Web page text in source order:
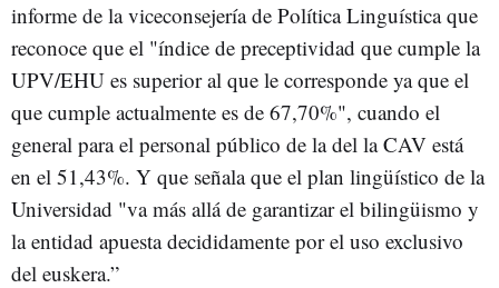
informe de la viceconsejería de Política Linguística que
reconoce que el "índice de preceptividad que cumple la
UPV/EHU es superior al que le corresponde ya que el
que cumple actualmente es de 67,70%", cuando el
general para el personal público de la del la CAV está
en el 51,43%. Y que señala que el plan lingüístico de la
Universidad "va más allá de garantizar el bilingüismo y
la entidad apuesta decididamente por el uso exclusivo
del euskera.”